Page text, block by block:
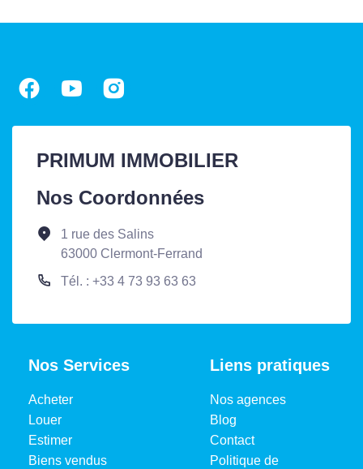
PRIMUM IMMOBILIER
Nos Coordonnées
1 rue des Salins
63000 Clermont-Ferrand
Tél. : +33 4 73 93 63 63
Nos Services
Acheter
Louer
Estimer
Biens vendus
Liens pratiques
Nos agences
Blog
Contact
Politique de